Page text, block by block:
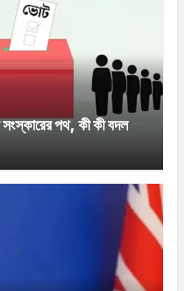
সংস্কারের পথ, কী কী বদল